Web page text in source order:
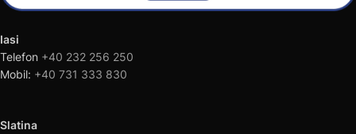
Iasi
Telefon +40 232 256 250
Mobil: +40 731 333 830
Slatina